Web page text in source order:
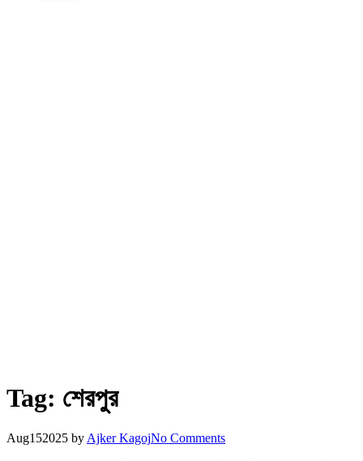
Tag: শেরপুর
Aug152025 by Ajker KagojNo Comments